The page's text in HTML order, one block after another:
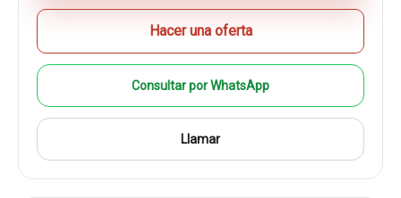
Hacer una oferta
Consultar por WhatsApp
Llamar